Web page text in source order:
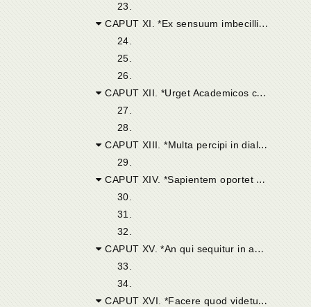
23.
CAPUT XI. *Ex sensuum imbecillitate non effici ut nihil veri percipiatur. Neque ex somno et furore.*
24.
25.
26.
CAPUT XII. *Urget Academicos causare frustra sensuum vel somni et furoris deceptiones.*
27.
28.
CAPUT XIII. *Multa percipi in dialectica.*
29.
CAPUT XIV. *Sapientem oportet sapientiae saltem assentiri.*
30.
31.
32.
CAPUT XV. *An qui sequitur in agendo probabile citra assensum, vitet errorem.*
33.
34.
CAPUT XVI. *Facere quod videtur probabile etiam citra assensum, nefarium est.*